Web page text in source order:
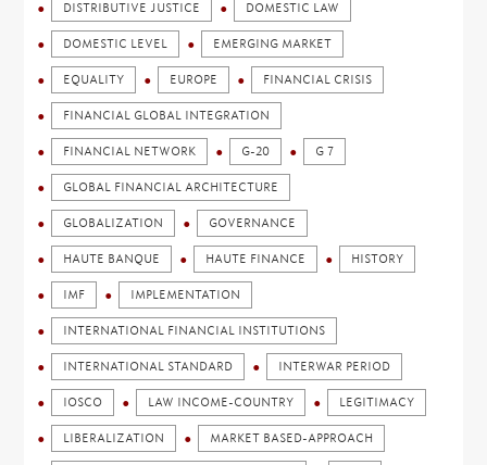
DISTRIBUTIVE JUSTICE DOMESTIC LAW
DOMESTIC LEVEL EMERGING MARKET
EQUALITY EUROPE FINANCIAL CRISIS
FINANCIAL GLOBAL INTEGRATION
FINANCIAL NETWORK G-20 G 7
GLOBAL FINANCIAL ARCHITECTURE
GLOBALIZATION GOVERNANCE
HAUTE BANQUE HAUTE FINANCE HISTORY
IMF IMPLEMENTATION
INTERNATIONAL FINANCIAL INSTITUTIONS
INTERNATIONAL STANDARD INTERWAR PERIOD
IOSCO LAW INCOME-COUNTRY LEGITIMACY
LIBERALIZATION MARKET BASED-APPROACH